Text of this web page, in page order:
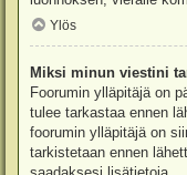
Ylös
Miksi minun viestini
Foorumin ylläpitäjä on
tulee tarkastaa ennen
foorumin ylläpitäjä on
tarkistetaan ennen